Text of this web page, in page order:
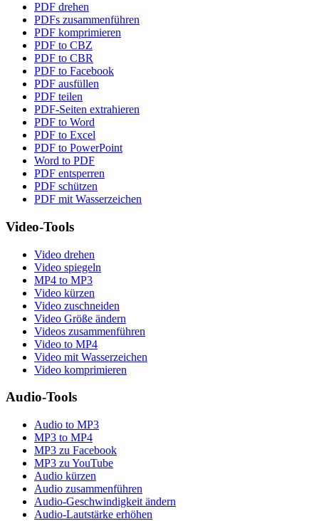
PDF drehen
PDFs zusammenführen
PDF komprimieren
PDF to CBZ
PDF to CBR
PDF to Facebook
PDF ausfüllen
PDF teilen
PDF-Seiten extrahieren
PDF to Word
PDF to Excel
PDF to PowerPoint
Word to PDF
PDF entsperren
PDF schützen
PDF mit Wasserzeichen
Video-Tools
Video drehen
Video spiegeln
MP4 to MP3
Video kürzen
Video zuschneiden
Video Größe ändern
Videos zusammenführen
Video to MP4
Video mit Wasserzeichen
Video komprimieren
Audio-Tools
Audio to MP3
MP3 to MP4
MP3 zu Facebook
MP3 zu YouTube
Audio kürzen
Audio zusammenführen
Audio-Geschwindigkeit ändern
Audio-Lautstärke erhöhen